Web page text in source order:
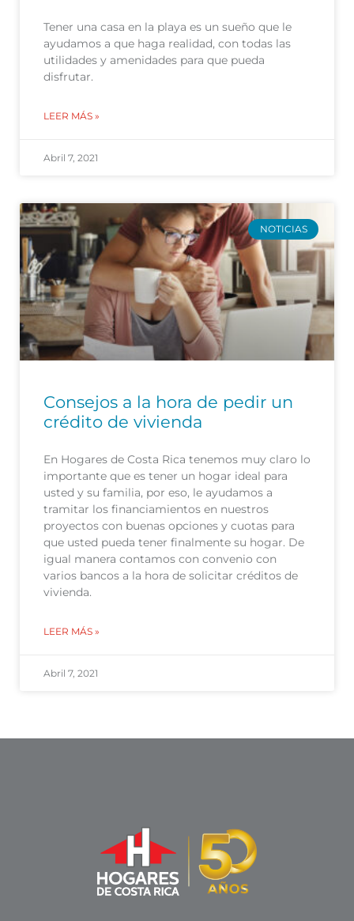
Tener una casa en la playa es un sueño que le
ayudamos a que haga realidad, con todas las
utilidades y amenidades para que pueda
disfrutar.
LEER MÁS »
Abril 7, 2021
NOTICIAS
Consejos a la hora de pedir un
crédito de vivienda
En Hogares de Costa Rica tenemos muy claro lo
importante que es tener un hogar ideal para
usted y su familia, por eso, le ayudamos a
tramitar los financiamientos en nuestros
proyectos con buenas opciones y cuotas para
que usted pueda tener finalmente su hogar. De
igual manera contamos con convenio con
varios bancos a la hora de solicitar créditos de
vivienda.
LEER MÁS »
Abril 7, 2021